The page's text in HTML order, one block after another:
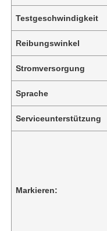
Testgeschwindigkeit
Reibungswinkel
Stromversorgung
Sprache
Serviceunterstützung
Markieren: